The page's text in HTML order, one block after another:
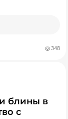
348
с